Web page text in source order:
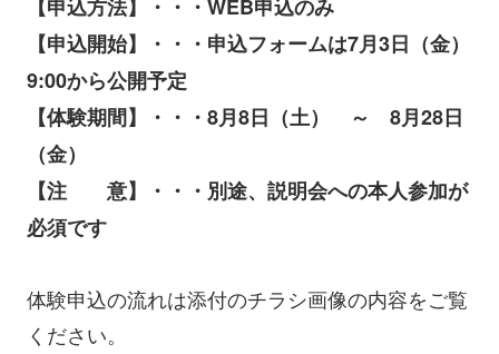
【申込方法】・・・WEB申込のみ
【申込開始】・・・申込フォームは7月3日（金）
9:00から公開予定
【体験期間】・・・8月8日（土） ～ 8月28日
（金）
【注 意】・・・別途、説明会への本人参加が
必須です
体験申込の流れは添付のチラシ画像の内容をご覧
ください。